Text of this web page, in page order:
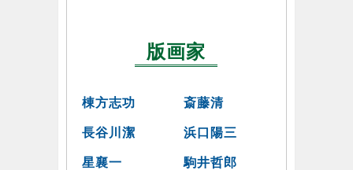
版画家
棟方志功 斎藤清
長谷川潔 浜口陽三
星襄一 駒井哲郎